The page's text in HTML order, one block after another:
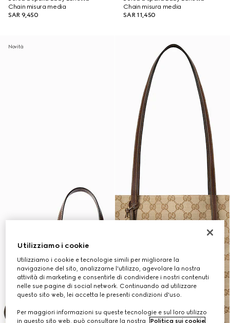
Chain misura media
SAR 9,450
Chain misura media
SAR 11,450
Novità
Utilizziamo i cookie
Utilizziamo i cookie e tecnologie simili per migliorare la
navigazione del sito, analizzarne l'utilizzo, agevolare la nostra
attività di marketing e consentirle di condividere i nostri contenuti
nelle sue pagine di social network. Continuando ad utilizzare
questo sito web, lei accetta le presenti condizioni d'uso.
Per maggiori informazioni su queste tecnologie e sul loro utilizzo
in questo sito web, può consultare la nostra
Politica sui cookie.